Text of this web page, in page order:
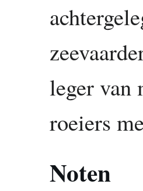
leger van
roeiers
Noten